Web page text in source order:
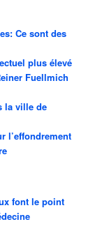
Ce sont des
plus élevé
Fuellmich
la ville de
l’effondrement
font le point